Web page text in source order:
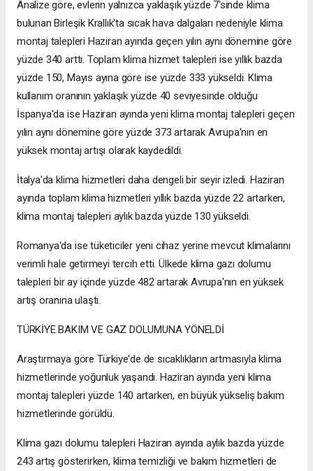
Analize göre, evlerin yalnızca yaklaşık yüzde 7'sinde klima
bulunan Birleşik Krallık'ta sıcak hava dalgaları nedeniyle klima
montaj talepleri Haziran ayında geçen yılın aynı dönemine göre
yüzde 340 arttı. Toplam klima hizmet talepleri ise yıllık bazda
yüzde 150, Mayıs ayına göre ise yüzde 333 yükseldi. Klima
kullanım oranının yaklaşık yüzde 40 seviyesinde olduğu
İspanya'da ise Haziran ayında yeni klima montaj talepleri geçen
yılın aynı dönemine göre yüzde 373 artarak Avrupa'nın en
yüksek montaj artışı olarak kaydedildi.
İtalya'da klima hizmetleri daha dengeli bir seyir izledi. Haziran
ayında toplam klima hizmetleri yıllık bazda yüzde 22 artarken,
klima montaj talepleri aylık bazda yüzde 130 yükseldi.
Romanya'da ise tüketiciler yeni cihaz yerine mevcut klimalarını
verimli hale getirmeyi tercih etti. Ülkede klima gazı dolumu
talepleri bir ay içinde yüzde 482 artarak Avrupa'nın en yüksek
artış oranına ulaştı.
TÜRKİYE BAKIM VE GAZ DOLUMUNA YÖNELDİ
Araştırmaya göre Türkiye'de de sıcaklıkların artmasıyla klima
hizmetlerinde yoğunluk yaşandı. Haziran ayında yeni klima
montaj talepleri yüzde 140 artarken, en büyük yükseliş bakım
hizmetlerinde görüldü.
Klima gazı dolumu talepleri Haziran ayında aylık bazda yüzde
243 artış gösterirken, klima temizliği ve bakım hizmetleri de